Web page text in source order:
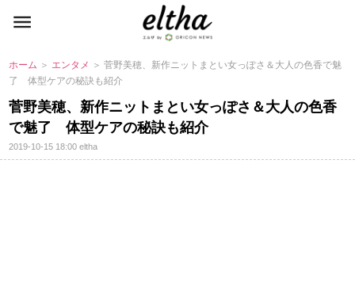
ホーム ＞ エンタメ ＞ 菅野美穂、新作ニットまとい女っぽさ＆大人の色香で魅
了 体型ケアの秘訣も紹介
菅野美穂、新作ニットまとい女っぽさ＆大人の色香
で魅了 体型ケアの秘訣も紹介
2019-10-15 18:00eltha